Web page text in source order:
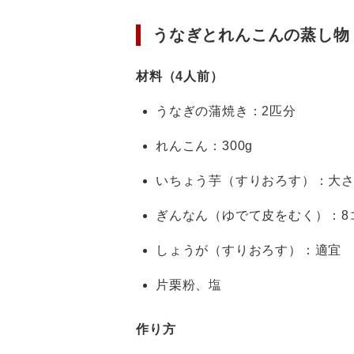
うなぎとれんこんの蒸し物
材料（4人前）
うなぎの蒲焼き：2匹分
れんこん：300g
いちょう芋（すりおろす）：大
ぎんなん（ゆでて皮をむく）：8
しょうが（すりおろす）：適宜
片栗粉、塩
作り方